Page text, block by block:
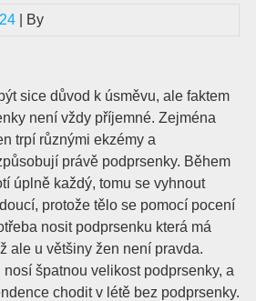
| By
sice důvod k úsměvu, ale faktem
není vždy příjemné. Zejména
trpí různými ekzémy a
právě podprsenky. Během
úplně každý, tomu se vyhnout
protože tělo se pomocí pocení
nosit podprsenku která má
ale u většiny žen není pravda.
špatnou velikost podprsenky, a
chodit v létě bez podprsenky.